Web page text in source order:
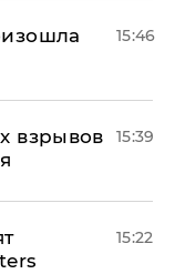
15:46
взрывов
15:39
15:22